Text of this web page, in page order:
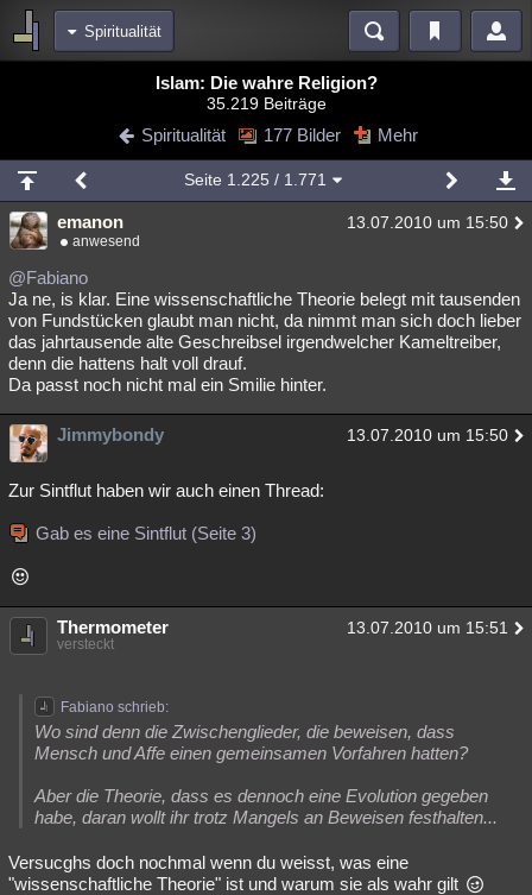
Spiritualität
Diskussionen Blogs Videos
Chat Wiki Neuigkeiten
meine Rubriken
Menschen Mystery Kriminalfälle
Spiritualität
Natur Umfragen Unterhaltung
weitere Rubriken
Philosophie Träume Orte Esoterik
Astronomie Helpdesk Gaming Filme
Musik Clash Verbesserungen Allmystery
Übersichten
Lesenswert Schlüsselwörter
Islam: Die wahre Religion?
35.219 Beiträge
Spiritualität 177 Bilder Mehr
Seite 1.225 / 1.771
emanon 13.07.2010 um 15:50
anwesend
@Fabiano
Ja ne, is klar. Eine wissenschaftliche Theorie belegt mit tausenden
von Fundstücken glaubt man nicht, da nimmt man sich doch lieber
das jahrtausende alte Geschreibsel irgendwelcher Kameltreiber,
denn die hattens halt voll drauf.
Da passt noch nicht mal ein Smilie hinter.
Jimmybondy 13.07.2010 um 15:50
Zur Sintflut haben wir auch einen Thread:
Gab es eine Sintflut (Seite 3)
Thermometer 13.07.2010 um 15:51
versteckt
Fabiano schrieb:
Wo sind denn die Zwischenglieder, die beweisen, dass
Mensch und Affe einen gemeinsamen Vorfahren hatten?
Aber die Theorie, dass es dennoch eine Evolution gegeben
habe, daran wollt ihr trotz Mangels an Beweisen festhalten...
Versucghs doch nochmal wenn du weisst, was eine
"wissenschaftliche Theorie" ist und warum sie als wahr gilt